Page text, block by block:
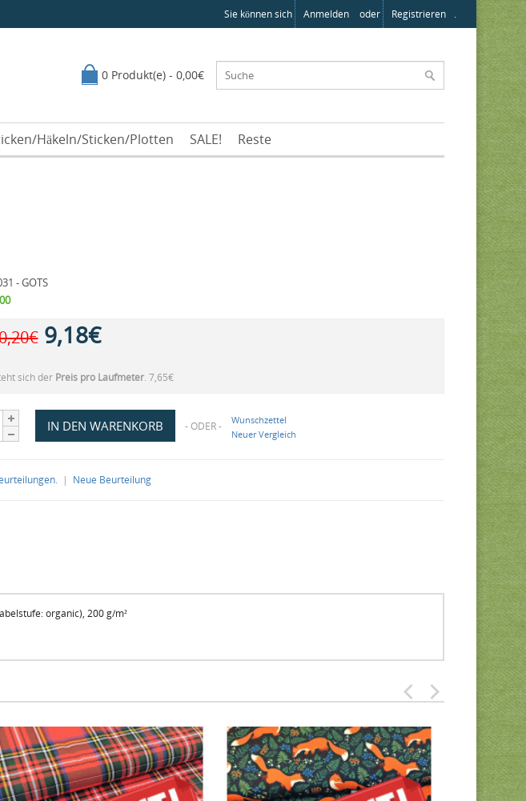
Sie können sich Anmelden oder Registrieren .
0 Produkt(e) - 0,00€
Häkeln/Sticken/Plotten SALE! Reste
- GOTS
9,18€
sich der Preis pro Laufmeter. 7,65€
- ODER -
Wunschzettel
Neuer Vergleich
| Neue Beurteilung
organic), 200 g/m²